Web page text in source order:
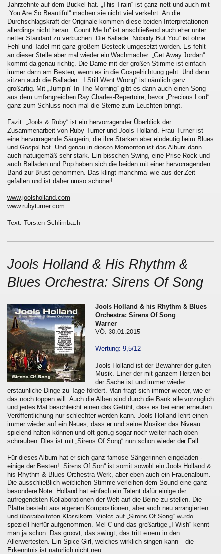
Jahrzehnte auf dem Buckel hat. „This Train“ ist ganz nett und auch mit
„You Are So Beautiful“ machen sie nicht viel verkehrt. An die
Durchschlagskraft der Originale kommen diese beiden Interpretationen
allerdings nicht heran. „Count Me In“ ist anschließend auch eher unter
netter Standard zu verbuchen. Die Ballade „Nobody But You“ ist ohne
Fehl und Tadel mit ganz großem Besteck umgesetzt worden. Es fehlt
an dieser Stelle aber mal wieder ein Wachmacher. „Get Away Jordan“
kommt da genau richtig. Die Dame mit der großen Stimme ist einfach
immer dann am Besten, wenn es in die Gospelrichtung geht. Und dann
sitzen auch die Balladen. „I Still Went Wrong“ ist nämlich ganz
großartig. Mit „Jumpin´ In The Morning“ gibt es dann auch einen Song
aus dem umfangreichen Ray Charles-Repertoire, bevor „Precious Lord“
ganz zum Schluss noch mal die Sterne zum Leuchten bringt.
Fazit: „Jools & Ruby“ ist ein hervorragender Überblick der
Zusammenarbeit von Ruby Turner und Jools Holland. Frau Turner ist
eine hervorragende Sängerin, die ihre Stärken aber eindeutig beim Blues
und Gospel hat. Und genau in diesen Momenten ist das Album dann
auch naturgemäß sehr stark. Ein bisschen Swing, eine Prise Rock und
auch Balladen und Pop haben sich die beiden mit einer hervorragenden
Band zur Brust genommen. Das klingt manchmal wie aus der Zeit
gefallen und ist daher umso schöner!
www.joolsholland.com
www.rubyturner.com
Text: Torsten Schlimbach
Jools Holland & His Rhythm &
Blues Orchestra: Sirens Of Song
Jools Holland & his Rhythm & Blues
Orchestra: Sirens Of Song
Warner
VÖ: 30.01.2015
Wertung: 9,5/12
Jools Holland ist der Bewahrer der guten
Musik. Einer der mit ganzem Herzen bei
der Sache ist und immer wieder
erstaunliche Dinge zu Tage fördert. Man fragt sich immer wieder, wie er
das noch toppen will. Auch die Alben sind durch die Bank alle vorzüglich
und jedes Mal beschleicht einen das Gefühl, dass es bei einer erneuten
Veröffentlichung nur schlechter werden kann. Jools Holland lehrt einen
immer wieder auf ein Neues, dass er und seine Musiker das Niveau
spielend halten können und oft genug sogar noch weiter nach oben
schrauben. Dies ist mit „Sirens Of Song“ nun schon wieder der Fall.
Für dieses Album hat er sich ganz famose Sängerinnen eingeladen -
einige der Besten! „Sirens Of Son“ ist somit sowohl ein Jools Holland &
his Rhythm & Blues Orchestra Werk, aber eben auch ein Frauenalbum.
Die ausschließlich weiblichen Stimme verleihen dem Sound eine ganz
besondere Note. Holland hat einfach ein Talent dafür einige der
aufregendsten Kollaborationen der Welt auf die Beine zu stellen. Die
Platte besteht aus eigenen Kompositionen, aber auch neu arrangierten
und überarbeiteten Klassikern. Vieles auf „Sirens Of Song“ wurde
speziell hierfür aufgenommen. Mel C und das großartige „I Wish“ kennt
man ja schon. Das groovt, das swingt, das tritt einem in den
Allerwertesten. Ein Spice Girl, welches wirklich singen kann – die
Erkenntnis ist natürlich nicht neu.